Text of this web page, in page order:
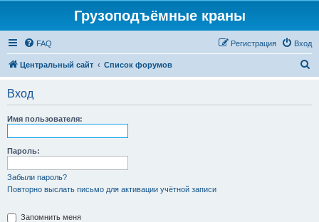
Грузоподъёмные краны
FAQ Вход
Регистрация
Центральный сайт Список форумов
Вход
Имя пользователя:
Пароль:
Забыли пароль?
Повторно выслать письмо для активации учётной записи
Запомнить меня